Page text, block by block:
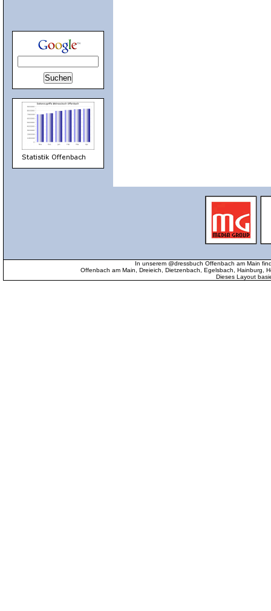
In unserem @dressbuch Offenbach am Main
Offenbach am Main, Dreieich, Dietzenbach, Egelsbach, Hainburg,
Dieses Layout